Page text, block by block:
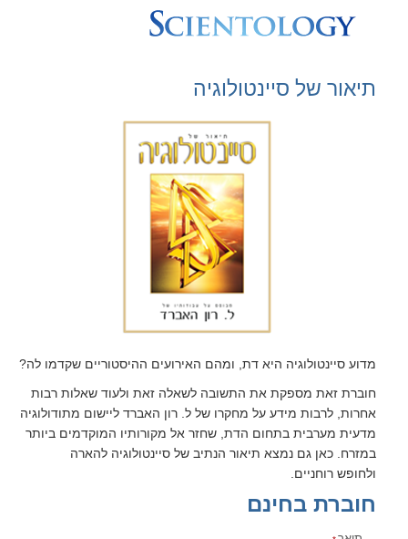
תיאור של סיינטולוגיה
מדוע סיינטולוגיה היא דת, ומהם האירועים ההיסטוריים שקדמו לה?
חוברת זאת מספקת את התשובה לשאלה זאת ולעוד שאלות רבות
אחרות, לרבות מידע על מחקרו של ל. רון האברד ליישום מתודולוגיה
מדעית מערבית בתחום הדת, שחזר אל מקורותיו המוקדמים ביותר
במזרח. כאן גם נמצא תיאור הנתיב של סיינטולוגיה להארה
ולחופש רוחניים.
חוברת בחינם